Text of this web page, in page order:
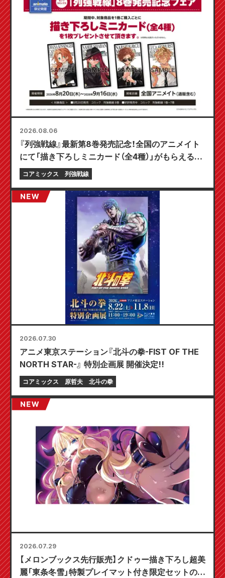
2026.08.06
『列強戦線』最新第8巻発売記念！全国のアニメイト
にて「描き下ろしミニカード（全4種）」がもらえる限
定フェアが8月20日より開催決定！
コアミックス 列強戦線
2026.07.30
アニメ東京ステーション『北斗の拳-FIST OF THE
NORTH STAR-』 特別企画展 開催決定!!
コアミックス 原哲夫 北斗の拳
2026.07.29
【メロンブックス先行販売】クドゥー描き下ろし超美
麗「東条冬雪」特製プレイマット付き限定セットの予